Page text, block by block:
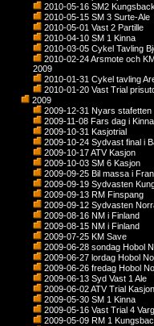
2010-05-16 SM2
2010-05-15 SM 3 Surte-Ale
2010-05-01 Vast 2 Partille
2010-04-10 SM 1 Kinna
2010-03-05 Cykel Tavling
2010-02-24 Arsmote och
2009
2010-01-31 Cykel tavling
2010-01-20 Vast Trial
2009
2009-12-31 Nyars stafetten
2009-11-08 Fars dag i Kinna
2009-10-31 Kasjotrial
2009-10-24 Sydvast final i
2009-10-17 ATV Kasjon
2009-10-03 SM 6 Kasjon
2009-09-25 Bil massa i
2009-09-19 Sydvasten
2009-09-13 RM Finspang
2009-09-12 Sydvasten
2009-08-16 NM i Finland
2009-08-15 NM i Finland
2009-07-25 KM Save
2009-06-28 sondag Hobol
2009-06-27 lordag Hobol
2009-06-26 fredag Hobol
2009-06-13 Syd Vast 1 Ale
2009-06-02 ATV Trial Kasjon
2009-05-30 SM 1 Kinna
2009-05-16 Vast Trial 4
2009-05-09 RM 1